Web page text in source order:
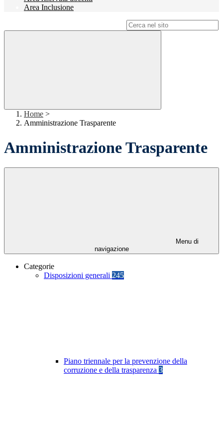
Area Inclusione
Home >
Amministrazione Trasparente
Amministrazione Trasparente
Menu di
navigazione
Categorie
Disposizioni generali 245
Piano triennale per la prevenzione della
corruzione e della trasparenza 3